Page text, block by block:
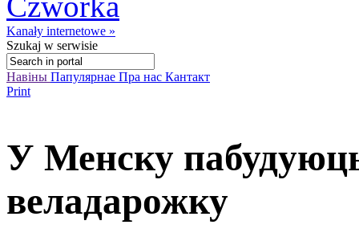
Kanały internetowe »
Szukaj w serwisie
Навіны Папулярнае Пра нас Кантакт
Print
У Менску
веладарожку